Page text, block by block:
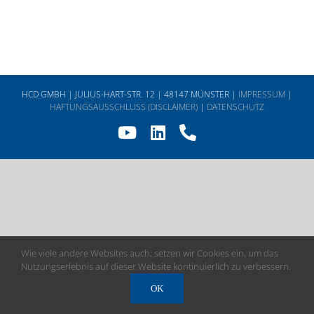
HCD GMBH | JULIUS-HART-STR. 12 | 48147 MÜNSTER | IMPRESSUM |
HAFTUNGSAUSSCHLUSS (DISCLAIMER) | DATENSCHUTZ
YouTube
LinkedInTelefon
Wie viele andere Websites auch, setzen wir Cookies ein, um das
Nutzungserlebnis auf dieser Website kontinuierlich zu verbessern.
OK